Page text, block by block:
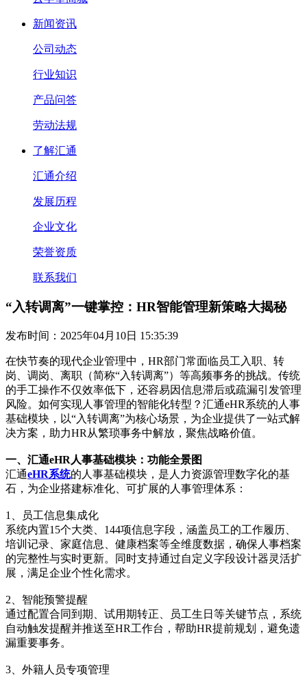
新闻资讯
公司动态
行业知识
产品问答
劳动法规
了解汇通
汇通介绍
发展历程
企业文化
荣誉资质
联系我们
“入转调离”一键掌控：HR智能管理新策略大揭秘
发布时间：2025年04月10日 15:35:39
在快节奏的现代企业管理中，HR部门常面临员工入职、转
岗、调岗、离职（简称“入转调离”）等高频事务的挑战。传统
的手工操作不仅效率低下，还容易因信息滞后或疏漏引发管理
风险。如何实现人事管理的智能化转型？汇通eHR系统的人事
基础模块，以“入转调离”为核心场景，为企业提供了一站式解
决方案，助力HR从繁琐事务中解放，聚焦战略价值。
一、汇通eHR人事基础模块：功能全景图
汇通eHR系统的人事基础模块，是人力资源管理数字化的基
石，为企业搭建标准化、可扩展的人事管理体系：
1、员工信息集成化
系统内置15个大类、144项信息字段，涵盖员工的工作履历、
培训记录、家庭信息、健康档案等全维度数据，确保人事档案
的完整性与实时更新。同时支持通过自定义字段设计器灵活扩
展，满足企业个性化需求。
2、智能预警提醒
通过配置合同到期、试用期转正、员工生日等关键节点，系统
自动触发提醒并推送至HR工作台，帮助HR提前规划，避免遗
漏重要事务。
3、外籍人员专项管理